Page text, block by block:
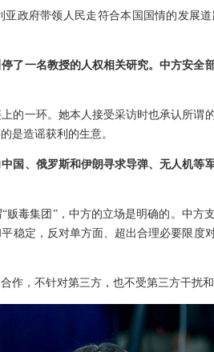
政府带领人民走符合本国国情的发展
了一名教授的人权相关研究。中方安全
的一环。她本人接受采访时也承认所谓
是造谣获利的生意。
国、俄罗斯和伊朗寻求导弹、无人机等
毒集团”，中方的立场是明确的。中方
稳定，反对单方面、超出合理必要限度
作，不针对第三方，也不受第三方干扰和